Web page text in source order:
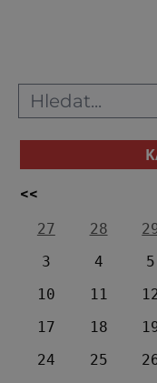
obtékaném ze
ve dr
<<
27
28
3
4 5
10
11
17
18
24
25